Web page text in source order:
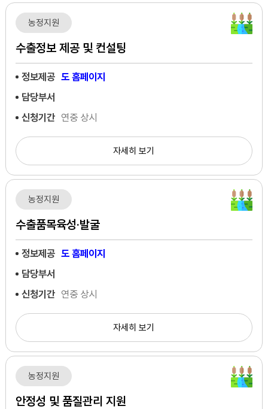
농정지원
수출정보 제공 및 컨설팅
정보제공 도 홈페이지
담당부서
신청기간 연중 상시
자세히 보기
농정지원
수출품목육성·발굴
정보제공 도 홈페이지
담당부서
신청기간 연중 상시
자세히 보기
농정지원
안정성 및 품질관리 지원